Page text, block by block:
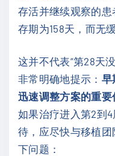
存活并继续观察的
存期为158天，而无
这并不代表“第28天
非常明确地提示： 早
迅速调整方案的重要
如果治疗进入第2到
待，应尽快与移植
下问题：